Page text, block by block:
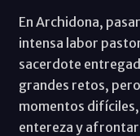
En Archidona,
intensa labor
sacerdote
grandes retos,
momentos
entereza y afrontar